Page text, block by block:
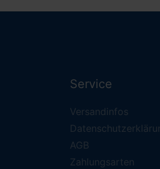
Service
Versandinfos
AGB
Zahlungsarten